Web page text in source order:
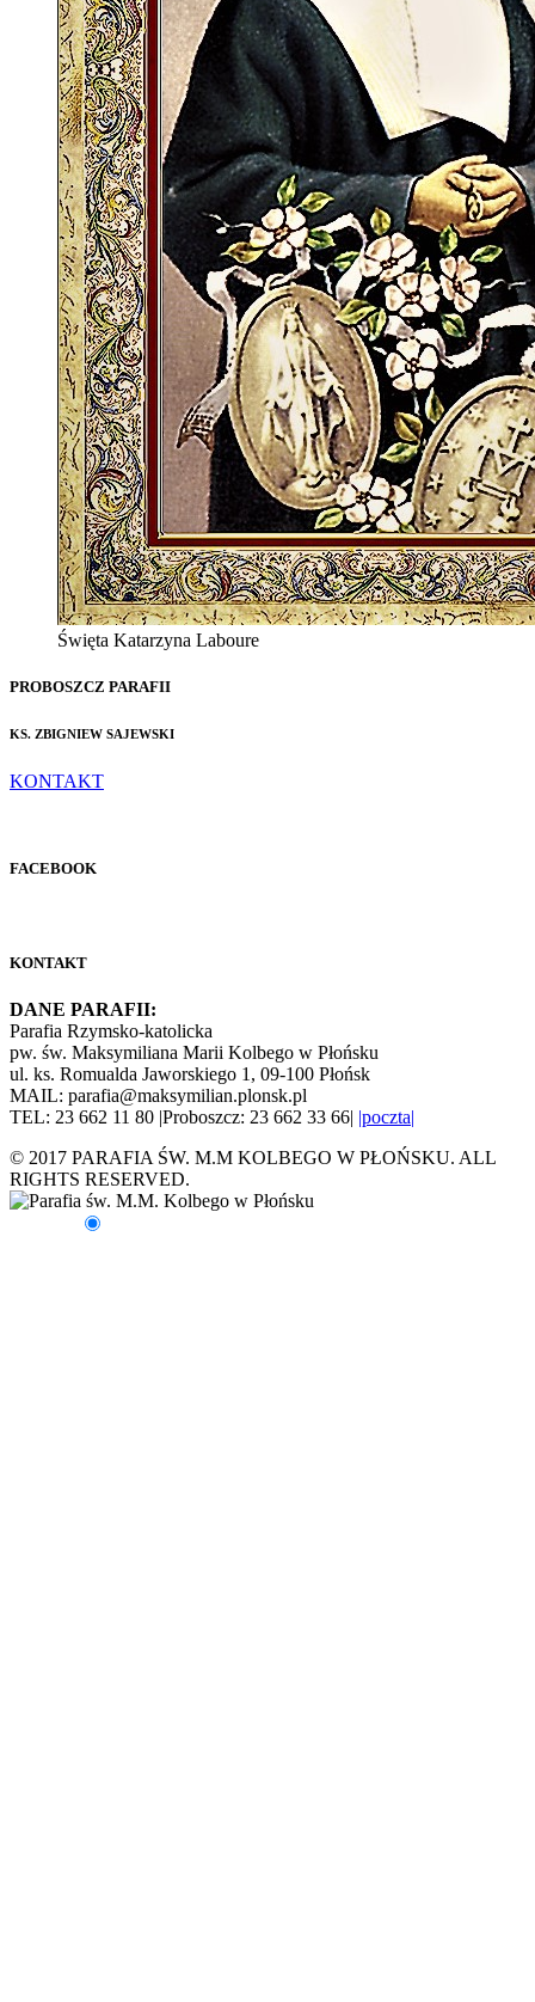
Święta Katarzyna Laboure
PROBOSZCZ PARAFII
KS. ZBIGNIEW SAJEWSKI
KONTAKT
FACEBOOK
KONTAKT
DANE PARAFII:
Parafia Rzymsko-katolicka
pw. św. Maksymiliana Marii Kolbego w Płońsku
ul. ks. Romualda Jaworskiego 1, 09-100 Płońsk
MAIL: parafia@maksymilian.plonsk.pl
TEL: 23 662 11 80 |Proboszcz: 23 662 33 66| |poczta|
© 2017 PARAFIA ŚW. M.M KOLBEGO W PŁOŃSKU. ALL
RIGHTS RESERVED.